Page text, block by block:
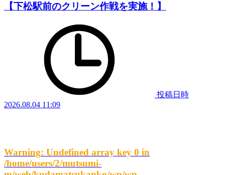
【下松駅前のクリーン作戦を実施！】
投稿日時
2026.08.04 11:09
Warning: Undefined array key 0 in
/home/users/2/mutsumi-